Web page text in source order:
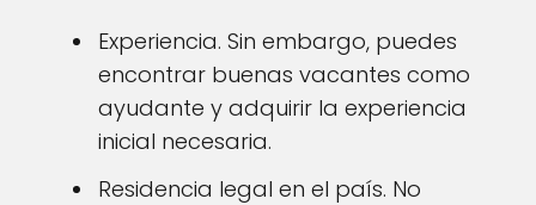
Experiencia. Sin embargo, puedes
encontrar buenas vacantes como
ayudante y adquirir la experiencia
inicial necesaria.
Residencia legal en el país. No